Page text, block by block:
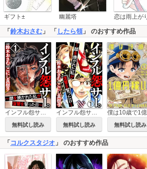
ギフト± 幽麗塔
「 鈴木おさむ 」 「 したら領 」 のおすすめ作品
無料試し読み 無料試し読み 無料試し読み
「コルクスタジオ 」 のおすすめ作品